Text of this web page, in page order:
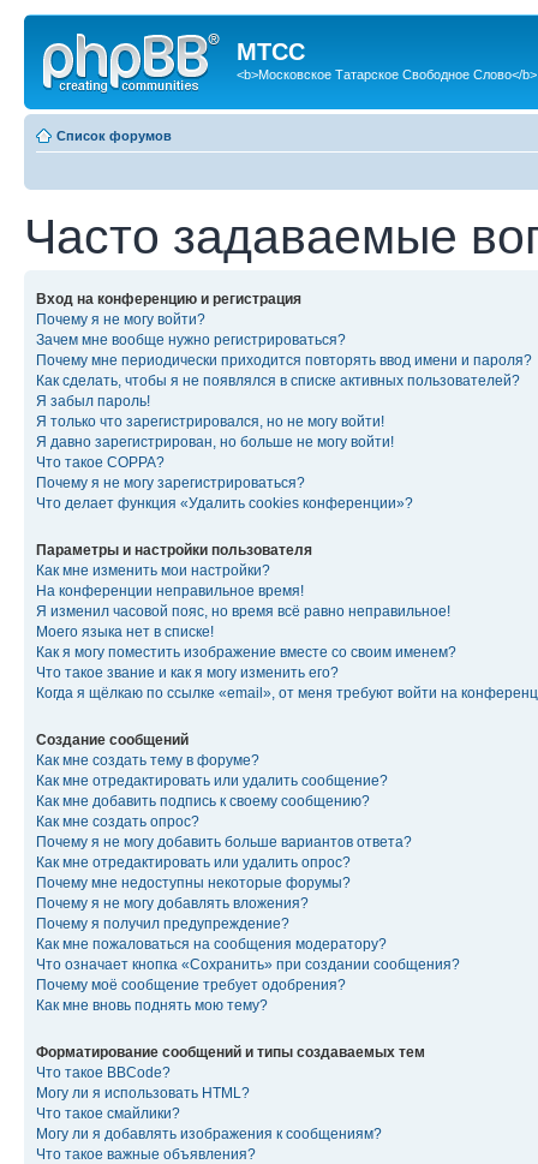
МТСС
<b>Московское Татарское Свободное Слово</b>
Список форумов
Часто задаваемые
Вход на конференцию и регистрация
Почему я не могу войти?
Зачем мне вообще нужно регистрироваться?
Почему мне периодически приходится повторять ввод имени и пароля?
Как сделать, чтобы я не появлялся в списке активных пользователей?
Я забыл пароль!
Я только что зарегистрировался, но не могу войти!
Я давно зарегистрирован, но больше не могу войти!
Что такое COPPA?
Почему я не могу зарегистрироваться?
Что делает функция «Удалить cookies конференции»?
Параметры и настройки пользователя
Как мне изменить мои настройки?
На конференции неправильное время!
Я изменил часовой пояс, но время всё равно неправильное!
Моего языка нет в списке!
Как я могу поместить изображение вместе со своим именем?
Что такое звание и как я могу изменить его?
Когда я щёлкаю по ссылке «email», от меня требуют войти на
Создание сообщений
Как мне создать тему в форуме?
Как мне отредактировать или удалить сообщение?
Как мне добавить подпись к своему сообщению?
Как мне создать опрос?
Почему я не могу добавить больше вариантов ответа?
Как мне отредактировать или удалить опрос?
Почему мне недоступны некоторые форумы?
Почему я не могу добавлять вложения?
Почему я получил предупреждение?
Как мне пожаловаться на сообщения модератору?
Что означает кнопка «Сохранить» при создании сообщения?
Почему моё сообщение требует одобрения?
Как мне вновь поднять мою тему?
Форматирование сообщений и типы создаваемых тем
Что такое BBCode?
Могу ли я использовать HTML?
Что такое смайлики?
Могу ли я добавлять изображения к сообщениям?
Что такое важные объявления?